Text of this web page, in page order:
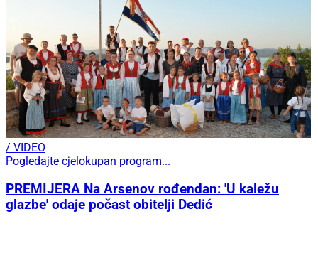
/ VIDEO
Pogledajte cjelokupan program...
PREMIJERA Na Arsenov rođendan: 'U kaležu
glazbe' odaje počast obitelji Dedić